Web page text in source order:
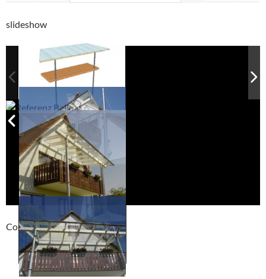
slideshow
Compackt album